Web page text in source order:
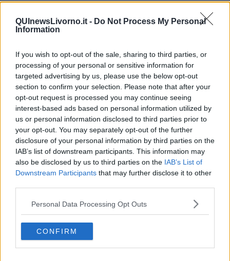
QUInewsLivorno.it - Do Not Process My Personal
Information
If you wish to opt-out of the sale, sharing to third parties, or
processing of your personal or sensitive information for
targeted advertising by us, please use the below opt-out
section to confirm your selection. Please note that after your
opt-out request is processed you may continue seeing
interest-based ads based on personal information utilized by
us or personal information disclosed to third parties prior to
your opt-out. You may separately opt-out of the further
disclosure of your personal information by third parties on the
IAB’s list of downstream participants. This information may
also be disclosed by us to third parties on the IAB’s List of
Downstream Participants that may further disclose it to other
Personal Data Processing Opt Outs
CONFIRM
all’unanimità dal Consiglio regionale,primo firmatario della
proposta il consigliere del Pd Alessandro Franchi, sottoscritta
di Avs Diletta Fallani.
"La tragedia del Moby Prince – ricorda Franchi – rappresenta una
ferita ancora aperta per Livorno, per la Toscana e l’intero Paese.
Dopo oltre trent’anni, il dovere delle istituzioni è quello di sostenere
con forza ogni iniziativa che tenga viva la memoria delle 140 vittime
e rafforzi la richiesta di verità e giustizia".
Franchi sottolinea ancora che anche il Consiglio comunale di
memoria, ma anche uno spazio di ricostruzione storica, di
sensibilizzazione sulla sicurezza marittima e di educazione civica
per le nuove generazioni".
La mozione richiama inoltre l’impegno costante del Consiglio
regionale sul tema, a partire dall’“Armadio della memoria”istituito